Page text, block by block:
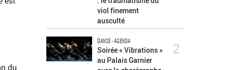
du
viol finement
ausculté
DANSE - AGENDA
Soirée « Vibrations »
au Palais Garnier
2